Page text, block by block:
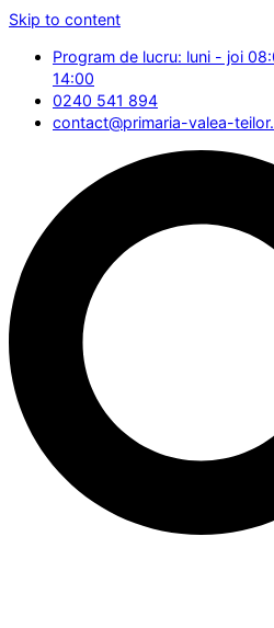
Skip to content
Program de lucru: luni - joi
14:00
0240 541 894
contact@primaria-valea-